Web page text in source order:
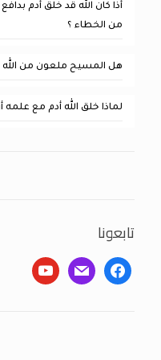
أذا كان الله قد خلق أدم
من الخطاء ؟
هل المسيح ملعون من الله
لماذا خلق الله أدم مع
تابعونا
facebook
mail
youtube